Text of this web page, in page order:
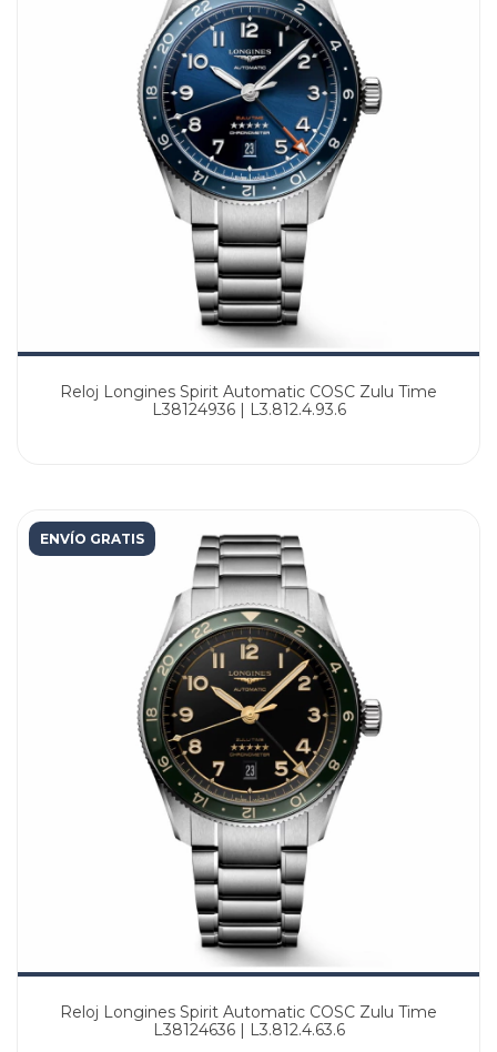
Reloj Longines Spirit Automatic COSC Zulu Time
L38124936 | L3.812.4.93.6
ENVÍO GRATIS
Reloj Longines Spirit Automatic COSC Zulu Time
L38124636 | L3.812.4.63.6